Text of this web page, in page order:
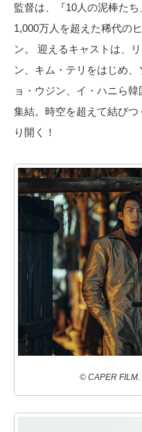
監督は、『10人の泥棒た
1,000万人を超えた稀代の
ン。 迎えるキャストは、
ン、キム・テリをはじめ
ョ・ウジン、イ・ハニら
集結。時空を超えて結び
り開く！
© CAPER